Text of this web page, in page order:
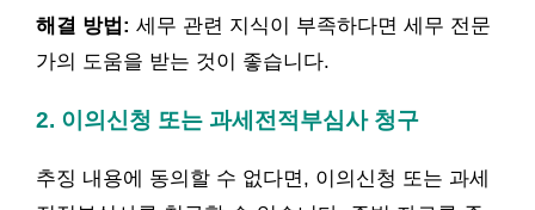
해결 방법: 세무 관련 지식이 부족하다면 세무 전문
가의 도움을 받는 것이 좋습니다.
2. 이의신청 또는 과세전적부심사 청구
추징 내용에 동의할 수 없다면, 이의신청 또는 과세